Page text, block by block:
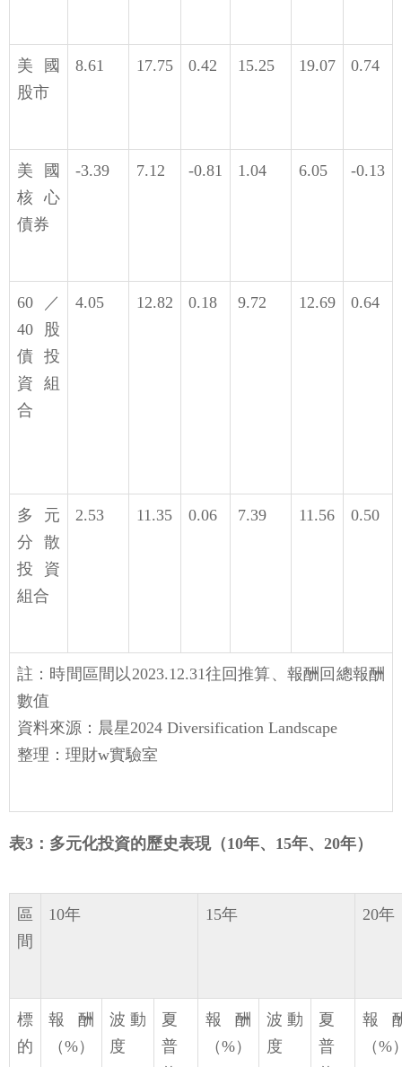
美國
股市
8.61 17.75 0.42 15.25 19.07 0.74
美國
核心
債券
-3.39 7.12 -0.81 1.04 6.05 -0.13
60／
40股
債投
資組
合
4.05 12.82 0.18 9.72 12.69 0.64
多元
分散
投資
組合
2.53 11.35 0.06 7.39 11.56 0.50
註：時間區間以2023.12.31往回推算、報酬回總報酬
數值
資料來源：晨星2024 Diversification Landscape
整理：理財w實驗室
表3：多元化投資的歷史表現（10年、15年、20年）
區
間
10年 15年 20年
標
的
報酬
（%）
波動
度
夏
普
報酬
（%）
波動
度
夏
普
報
（%